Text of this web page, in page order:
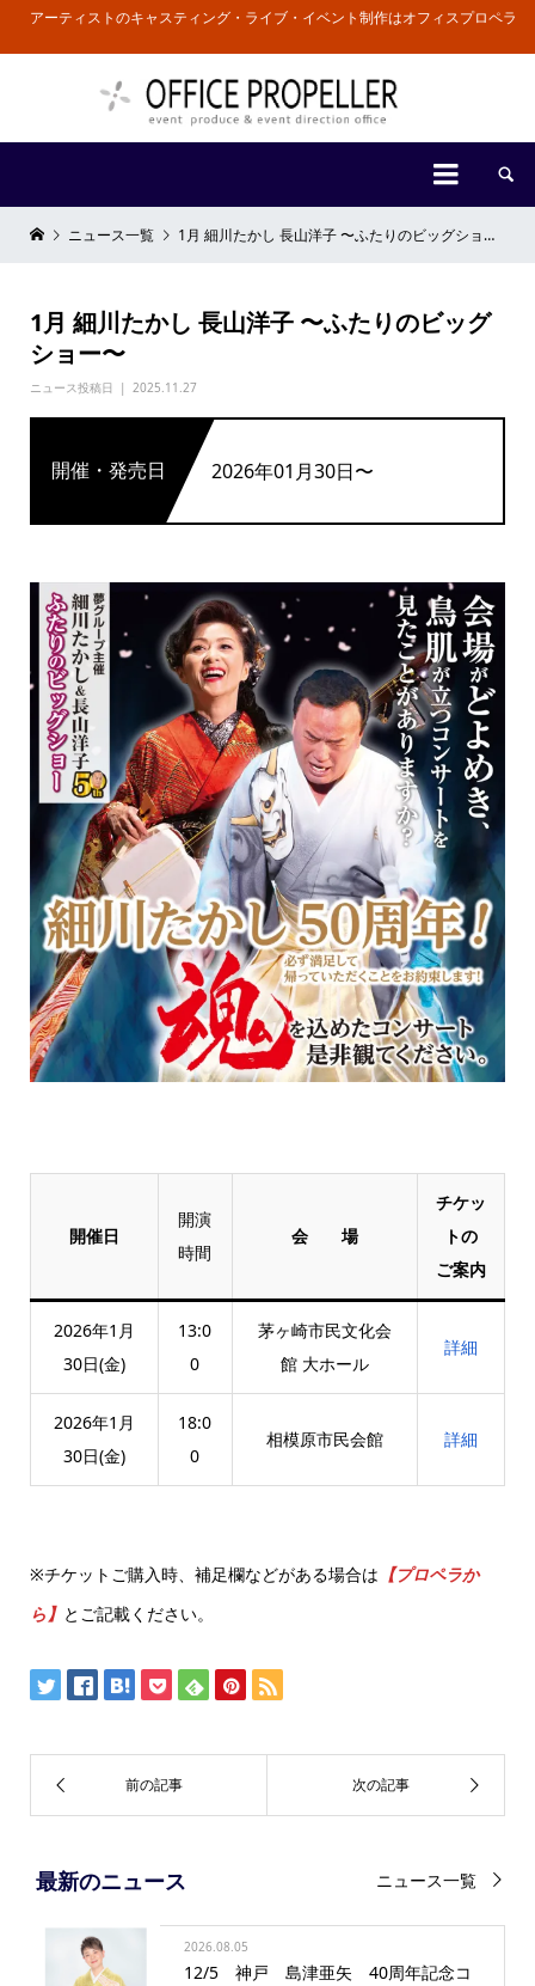
アーティストのキャスティング・ライブ・イベント制作はオフィスプロペラ
 
ニュース一覧 1月 細川たかし 長山洋子 〜ふたりのビッグショー〜
1月 細川たかし 長山洋子 〜ふたりのビッグ
ショー〜
ニュース投稿日 2025.11.27
開催・発売日 2026年01月30日〜
開催日
開演
時間
会 場
チケッ
トの
ご案内
2026年1月
30日(金)
13:0
0
茅ヶ崎市民文化会
館 大ホール
詳細
2026年1月
30日(金)
18:0
0
相模原市民会館 詳細
※チケットご購入時、補足欄などがある場合は 【プロペラか
ら】 とご記載ください。
最新のニュース ニュース一覧
2026.08.05
12/5 神戸 島津亜矢 40周年記念コ